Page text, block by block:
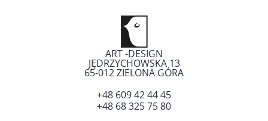
ART -DESIGN
JĘDRZYCHOWSKA 13
65-012ZIELONA GÓRA
+48 609 42 44 45
+48 68 325 75 80